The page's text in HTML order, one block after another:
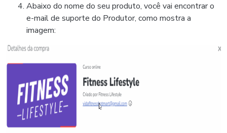
Abaixo do nome do seu produto, você vai encontrar o
e-mail de suporte do Produtor, como mostra a
imagem: